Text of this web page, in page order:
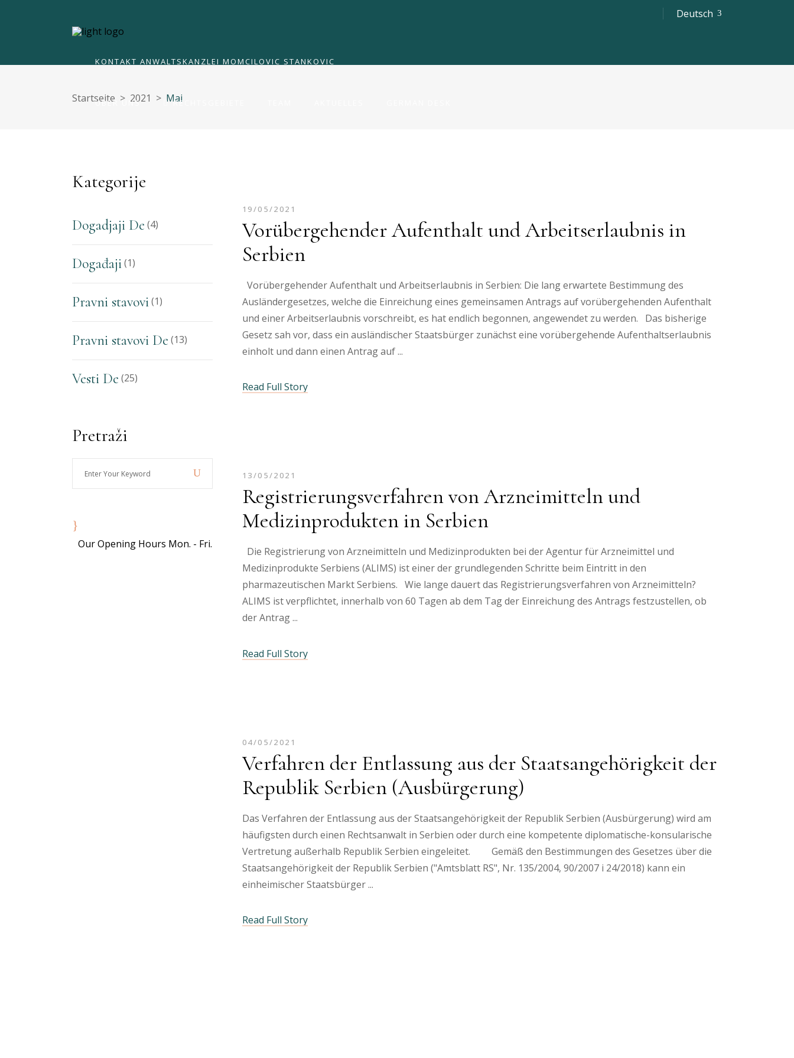
Deutsch
ÜBER UNS RECHTSGEBIETE
KONTAKT ANWALTSKANZLEI MOMCILOVIC STANKOVIC
Startseite > 2021 > Mai
19/05/2021
Vorübergehender Aufenthalt und Arbeitserlaubnis in
Serbien
Vorübergehender Aufenthalt und Arbeitserlaubnis in Serbien: Die lang erwartete Bestimmung des
Ausländergesetzes, welche die Einreichung eines gemeinsamen Antrags auf vorübergehenden Aufenthalt
und einer Arbeitserlaubnis vorschreibt, es hat endlich begonnen, angewendet zu werden. Das bisherige
Gesetz sah vor, dass ein ausländischer Staatsbürger zunächst eine vorübergehende Aufenthaltserlaubnis
einholt und dann einen Antrag auf
Read Full Story
13/05/2021
Registrierungsverfahren von Arzneimitteln und
Medizinprodukten in Serbien
Die Registrierung von Arzneimitteln und Medizinprodukten bei der Agentur für Arzneimittel und
Medizinprodukte Serbiens (ALIMS) ist einer der grundlegenden Schritte beim Eintritt in den
pharmazeutischen Markt Serbiens. Wie lange dauert das Registrierungsverfahren von Arzneimitteln?
ALIMS ist verpflichtet, innerhalb von 60 Tagen ab dem Tag der Einreichung des Antrags festzustellen, ob
der Antrag
Read Full Story
04/05/2021
Verfahren der Entlassung aus der Staatsangehörigkeit der
Republik Serbien (Ausbürgerung)
Das Verfahren der Entlassung aus der Staatsangehörigkeit der Republik Serbien (Ausbürgerung) wird am
häufigsten durch einen Rechtsanwalt in Serbien oder durch eine kompetente diplomatische-konsularische
Vertretung außerhalb Republik Serbien eingeleitet. Gemäß den Bestimmungen des Gesetzes über die
Staatsangehörigkeit der Republik Serbien ("Amtsblatt RS", Nr. 135/2004, 90/2007 i 24/2018) kann ein
einheimischer Staatsbürger
Read Full Story
Kategorije
Dogadjaji De (4)
Događaji(1)
Pravni stavovi(1)
Pravni stavovi De (13)
Vesti De (25)
Pretraži
Our Opening Hours Mon. - Fri.